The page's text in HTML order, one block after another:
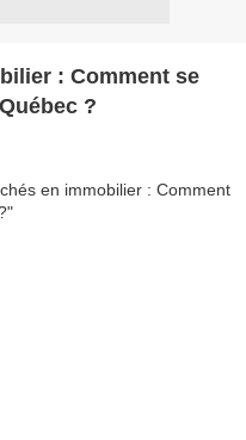
: Comment se
?